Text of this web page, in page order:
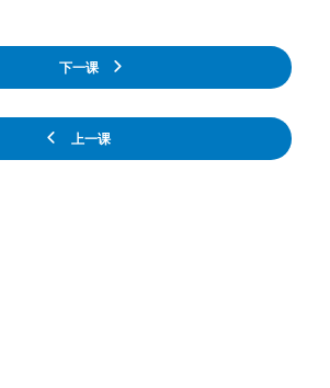
上一课
下一课